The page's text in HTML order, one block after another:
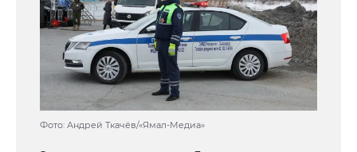
Фото: Андрей Ткачёв/«Ямал-Медиа»